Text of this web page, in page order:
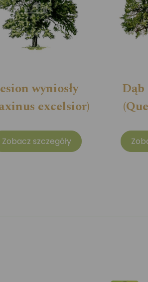
wyniosły
excelsior)
Zobacz szczegóły
Dąb